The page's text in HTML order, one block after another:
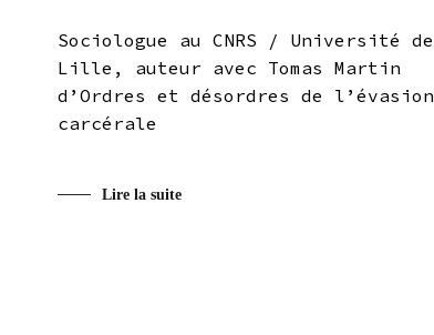
Sociologue au CNRS / Université de
Lille, auteur avec Tomas Martin
d’Ordres et désordres de l’évasion
carcérale
Lire la suite